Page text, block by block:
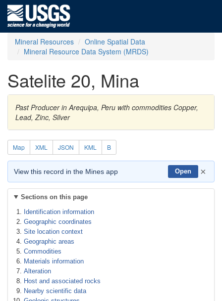
Mineral Resources
Online Spatial Data
Mineral Resource Data System (MRDS)
Satelite 20, Mina
Past Producer in Arequipa, Peru with commodities Copper,
Lead, Zinc, Silver
Map XML JSON KML B
View this record in the Mines app Open ×
Sections on this page
Identification information
Geographic coordinates
Site location context
Geographic areas
Commodities
Materials information
Alteration
Host and associated rocks
Nearby scientific data